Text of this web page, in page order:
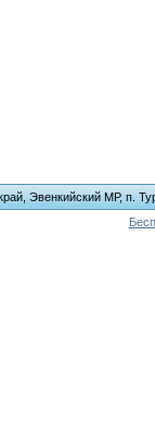
Эвенкийский МР, п.